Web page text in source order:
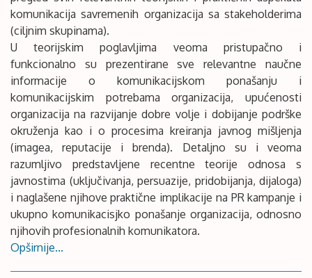
komunikacija savremenih organizacija sa stakeholderima
(ciljnim skupinama).
U teorijskim poglavljima veoma pristupačno i
funkcionalno su prezentirane sve relevantne naučne
informacije o komunikacijskom ponašanju i
komunikacijskim potrebama organizacija, upućenosti
organizacija na razvijanje dobre volje i dobijanje podrške
okruženja kao i o procesima kreiranja javnog mišljenja
(imagea, reputacije i brenda). Detaljno su i veoma
razumljivo predstavljene recentne teorije odnosa s
javnostima (uključivanja, persuazije, pridobijanja, dijaloga)
i naglašene njihove praktične implikacije na PR kampanje i
ukupno komunikacisjko ponašanje organizacija, odnosno
njihovih profesionalnih komunikatora.
Opširnije...